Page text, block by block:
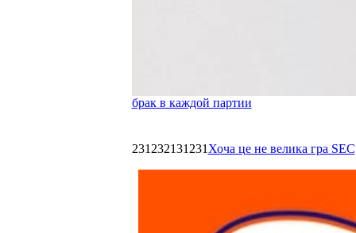
брак в каждой партии
231232131231 Хоча це не велика гра